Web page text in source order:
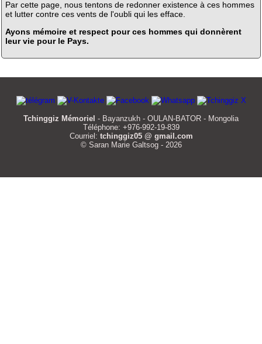
Par cette page, nous tentons de redonner existence à ces hommes
et lutter contre ces vents de l'oubli qui les efface.
Ayons mémoire et respect pour ces hommes qui donnèrent
leur vie pour le Pays.
Tchinggiz Mémoriel - Bayanzukh - OULAN-BATOR - Mongolia
Téléphone: +976-992-19-839
Courriel: tchinggiz05 @ gmail.com
© Saran Marie Galtsog - 2026